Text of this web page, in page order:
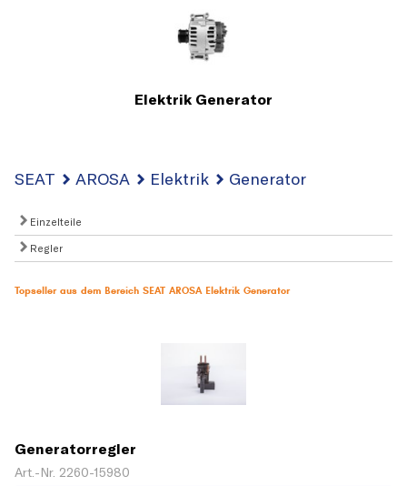
Elektrik Generator
SEAT AROSA Elektrik Generator
Einzelteile
Regler
Topseller aus dem Bereich SEAT AROSA Elektrik Generator
Generatorregler
Art.-Nr. 2260-15980